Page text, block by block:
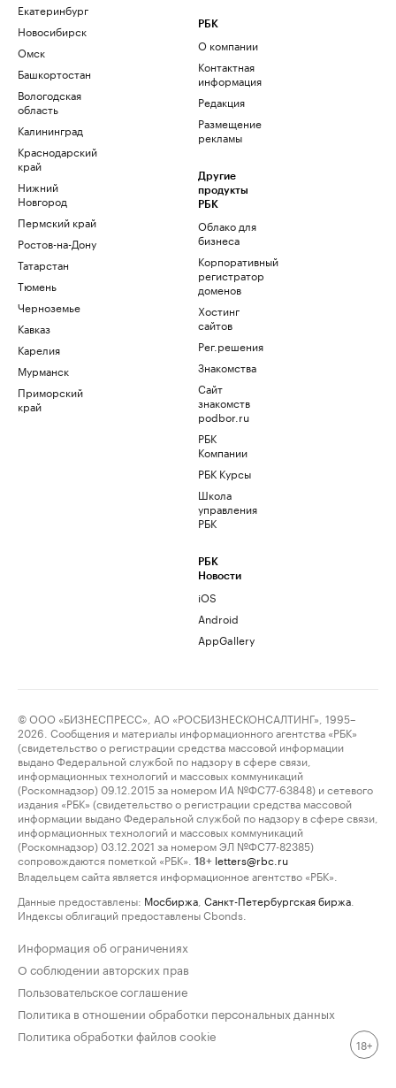
Екатеринбург
Новосибирск
Омск
Башкортостан
Вологодская
область
Калининград
Краснодарский
край
Нижний
Новгород
Пермский край
Ростов-на-Дону
Татарстан
Тюмень
Черноземье
Кавказ
Карелия
Мурманск
Приморский
край
РБК
О компании
Контактная
информация
Редакция
Размещение
рекламы
Другие
продукты
РБК
Облако для
бизнеса
Корпоративный
регистратор
доменов
Хостинг
сайтов
Рег.решения
Знакомства
Сайт
знакомств
podbor.ru
РБК
Компании
РБК Курсы
Школа
управления
РБК
РБК
Новости
iOS
Android
AppGallery
© ООО «БИЗНЕСПРЕСС», АО «РОСБИЗНЕСКОНСАЛТИНГ», 1995–
2026. Сообщения и материалы информационного агентства «РБК»
(свидетельство о регистрации средства массовой информации
выдано Федеральной службой по надзору в сфере связи,
информационных технологий и массовых коммуникаций
(Роскомнадзор) 09.12.2015 за номером ИА №ФС77-63848) и сетевого
издания «РБК» (свидетельство о регистрации средства массовой
информации выдано Федеральной службой по надзору в сфере связи,
информационных технологий и массовых коммуникаций
(Роскомнадзор) 03.12.2021 за номером ЭЛ №ФС77-82385)
сопровождаются пометкой «РБК».
18+ letters@rbc.ru
Владельцем сайта является информационное агентство «РБК».
Данные предоставлены: Мосбиржа Санкт-Петербургская биржа
Индексы облигаций предоставлены Cbonds.
Информация об ограничениях
О соблюдении авторских прав
Пользовательское соглашение
Политика в отношении обработки персональных данных
Политика обработки файлов cookie
18+